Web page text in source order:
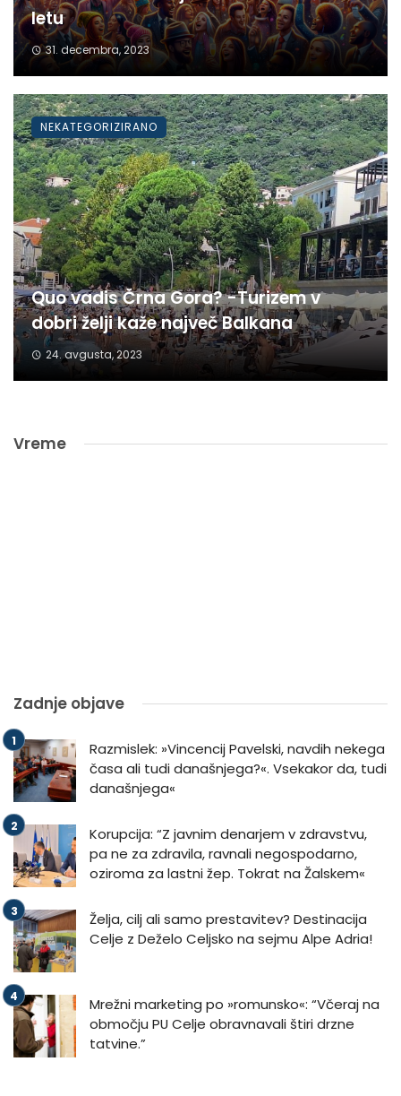
letu
31. decembra, 2023
Quo vadis Črna Gora? -Turizem v
dobri želji kaže največ Balkana
24. avgusta, 2023
NEKATEGORIZIRANO
Vreme
Zadnje objave
Razmislek: »Vincencij Pavelski, navdih nekega
časa ali tudi današnjega?«. Vsekakor da, tudi
današnjega«
Korupcija: “Z javnim denarjem v zdravstvu,
pa ne za zdravila, ravnali negospodarno,
oziroma za lastni žep. Tokrat na Žalskem«
Želja, cilj ali samo prestavitev? Destinacija
Celje z Deželo Celjsko na sejmu Alpe Adria!
Mrežni marketing po »romunsko«: “Včeraj na
območju PU Celje obravnavali štiri drzne
tatvine.”